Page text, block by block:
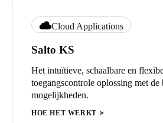
Cloud Applications
Salto KS
Het intuïtieve, schaalbare en
toegangscontrole oplossing met de
mogelijkheden.
HOE HET WERKT